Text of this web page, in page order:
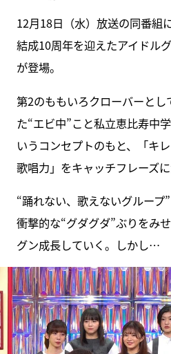
12月18日（水）放送の同番組
結成10周年を迎えたアイドル
が登場。
第2のももいろクローバーと
た“エビ中”こと私立恵比寿中
いうコンセプトのもと、「キ
歌唱力」をキャッチフレーズに
“踊れない、歌えないグループ
衝撃的な“グダグダ”ぶりをみ
グン成長していく。しかし…